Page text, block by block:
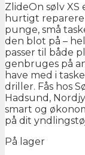
ZlideOn sølv XS
hurtigt
punge, små
den blot på –
passer til både
genbruges på
have med i
driller. Fås hos
Hadsund,
smart og
på dit
På lager